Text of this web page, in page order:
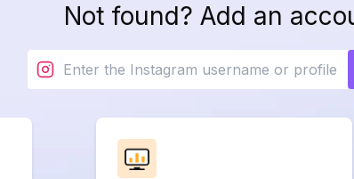
Not found? Add an